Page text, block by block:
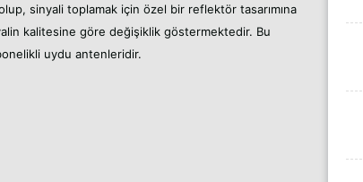
sinyali toplamak için özel bir reflektör tasarımına
kalitesine göre değişiklik göstermektedir. Bu
uydu antenleridir.